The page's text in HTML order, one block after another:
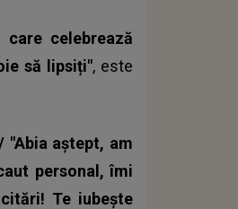
celebrează
să lipsiți", este
aștept, am
personal, îmi
Te iubește